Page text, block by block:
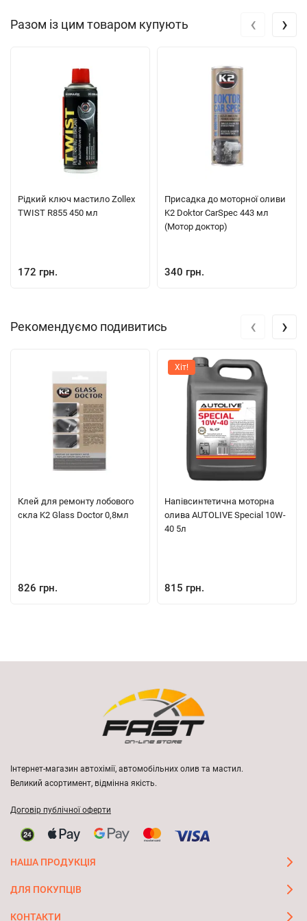
Разом із цим товаром купують
Рiдкий ключ мастило Zollex
TWIST R855 450 мл
172 грн.
Присадка до моторної оливи
K2 Doktor CarSpec 443 мл
(Мотор доктор)
340 грн.
‹ ›
Рекомендуємо подивитись
Клей для ремонту лобового
скла K2 Glass Doctor 0,8мл
826 грн.
Хіт!
Напівсинтетична моторна
олива AUTOLIVE Special 10W-
40 5л
815 грн.
‹ ›
Інтернет-магазин автохімії, автомобільних олив та мастил.
Великий асортимент, відмінна якість.
Договір публічної оферти
НАША ПРОДУКЦІЯ
ДЛЯ ПОКУПЦІВ
КОНТАКТИ